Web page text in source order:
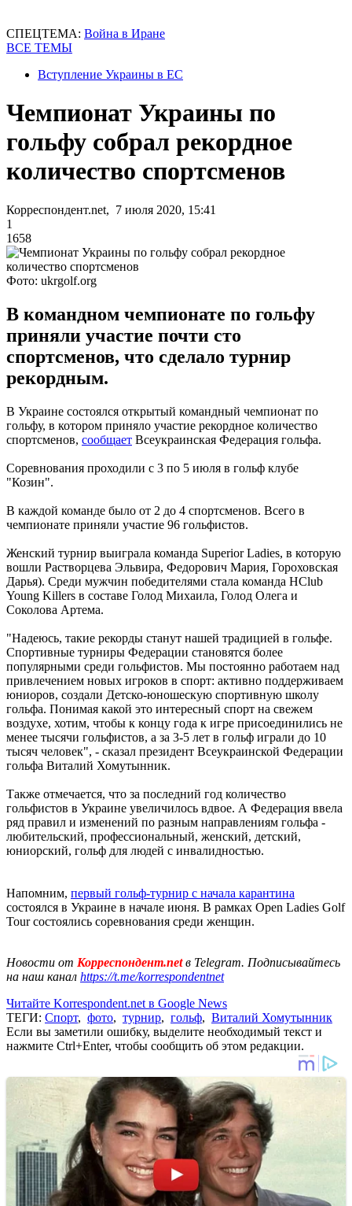
СПЕЦТЕМА: Война в Иране
ВСЕ ТЕМЫ
Вступление Украины в ЕС
Чемпионат Украины по
гольфу собрал рекордное
количество спортсменов
Корреспондент.net, 7 июля 2020, 15:41
1
1658
Фото: ukrgolf.org
В командном чемпионате по гольфу
приняли участие почти сто
спортсменов, что сделало турнир
рекордным.
В Украине состоялся открытый командный чемпионат по
гольфу, в котором приняло участие рекордное количество
спортсменов, сообщает Всеукраинская Федерация гольфа.
Соревнования проходили с 3 по 5 июля в гольф клубе
"Козин".
В каждой команде было от 2 до 4 спортсменов. Всего в
чемпионате приняли участие 96 гольфистов.
Женский турнир выиграла команда Superior Ladies, в которую
вошли Растворцева Эльвира, Федорович Мария, Гороховская
Дарья). Среди мужчин победителями стала команда HClub
Young Killers в составе Голод Михаила, Голод Олега и
Соколова Артема.
"Надеюсь, такие рекорды станут нашей традицией в гольфе.
Спортивные турниры Федерации становятся более
популярными среди гольфистов. Мы постоянно работаем над
привлечением новых игроков в спорт: активно поддерживаем
юниоров, создали Детско-юношескую спортивную школу
гольфа. Понимая какой это интересный спорт на свежем
воздухе, хотим, чтобы к концу года к игре присоединились не
менее тысячи гольфистов, а за 3-5 лет в гольф играли до 10
тысяч человек", - сказал президент Всеукраинской Федерации
гольфа Виталий Хомутынник.
Также отмечается, что за последний год количество
гольфистов в Украине увеличилось вдвое. А Федерация ввела
ряд правил и изменений по разным направлениям гольфа -
любительский, профессиональный, женский, детский,
юниорский, гольф для людей с инвалидностью.
Напомним, первый гольф-турнир с начала карантина
состоялся в Украине в начале июня. В рамках Open Ladies Golf
Tour состоялись соревнования среди женщин.
Новости от Корреспондент.netв Telegram. Подписывайтесь
на наш канал https://t.me/korrespondentnet
Читайте Korrespondent.net в Google News
ТЕГИ: Спорт, фото, турнир, гольф, Виталий Хомутынник
Если вы заметили ошибку, выделите необходимый текст и
нажмите Ctrl+Enter, чтобы сообщить об этом редакции.